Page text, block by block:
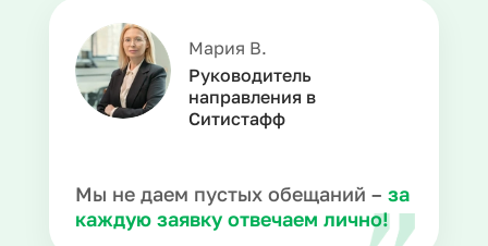
Мария В.
Руководитель
направления в
Ситистафф
Мы не даем пустых обещаний – за
каждую заявку отвечаем лично!